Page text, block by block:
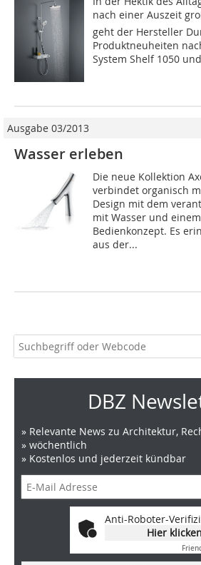
nach einer Auszeit
geht der Hersteller
Produktneuheiten
System Shelf 1050
Ausgabe 03/2013
Wasser erleben
Die neue Kollektion
verbindet organisch
Design mit dem
mit Wasser und
Bedienkonzept. Es
aus der...
DBZ
» Relevante News zu Architektur,
» wöchentlich
» Kostenlos und jederzeit kündbar
Anti-Roboter-
Hier klicken